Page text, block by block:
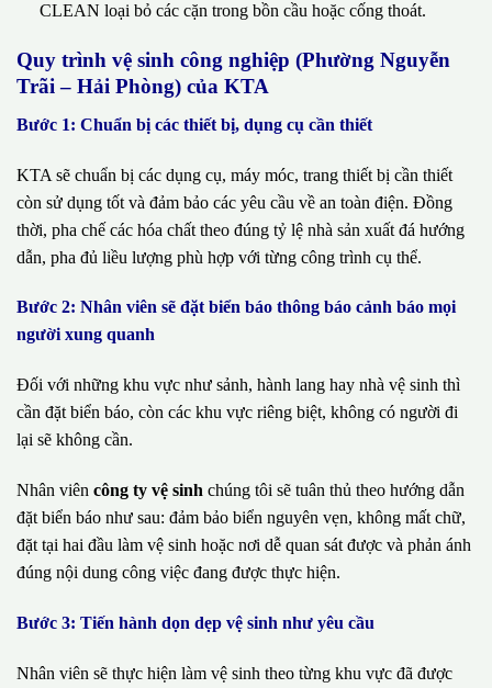
CLEAN loại bỏ các cặn trong bồn cầu hoặc cống thoát.
Quy trình vệ sinh công nghiệp (Phường Nguyễn
Trãi – Hải Phòng) của KTA
Bước 1: Chuẩn bị các thiết bị, dụng cụ cần thiết
KTA sẽ chuẩn bị các dụng cụ, máy móc, trang thiết bị cần thiết
còn sử dụng tốt và đảm bảo các yêu cầu về an toàn điện. Đồng
thời, pha chế các hóa chất theo đúng tỷ lệ nhà sản xuất đá hướng
dẫn, pha đủ liều lượng phù hợp với từng công trình cụ thể.
Bước 2: Nhân viên sẽ đặt biển báo thông báo cảnh báo mọi
người xung quanh
Đối với những khu vực như sảnh, hành lang hay nhà vệ sinh thì
cần đặt biển báo, còn các khu vực riêng biệt, không có người đi
lại sẽ không cần.
Nhân viên công ty vệ sinh chúng tôi sẽ tuân thủ theo hướng dẫn
đặt biển báo như sau: đảm bảo biển nguyên vẹn, không mất chữ,
đặt tại hai đầu làm vệ sinh hoặc nơi dễ quan sát được và phản ánh
đúng nội dung công việc đang được thực hiện.
Bước 3: Tiến hành dọn dẹp vệ sinh như yêu cầu
Nhân viên sẽ thực hiện làm vệ sinh theo từng khu vực đã được